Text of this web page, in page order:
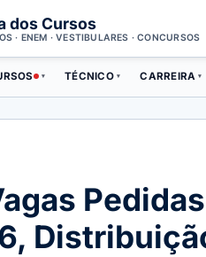
dos Cursos
· ENEM · VESTIBULARES · CONCURSOS
▾ TÉCNICO ▾ CARREIRA ▾